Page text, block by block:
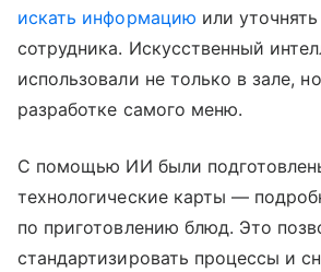
искать информацию или
сотрудника. Искусственный
использовали не только в зале,
разработке самого меню.
С помощью ИИ были
технологические карты —
по приготовлению блюд. Это
стандартизировать процессы и